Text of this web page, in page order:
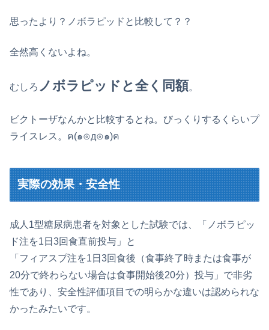
思ったより？ノボラピッドと比較して？？
全然高くないよね。
むしろ ノボラピッドと全く同額。
ビクトーザなんかと比較するとね。びっくりするくらいプ
ライスレス。ฅ(๑⊙д⊙๑)ฅ
実際の効果・安全性
成人1型糖尿病患者を対象とした試験では、「ノボラピッ
ド注を1日3回食直前投与」と
「フィアスプ注を1日3回食後（食事終了時または食事が
20分で終わらない場合は食事開始後20分）投与」で非劣
性であり、安全性評価項目での明らかな違いは認められな
かったみたいです。